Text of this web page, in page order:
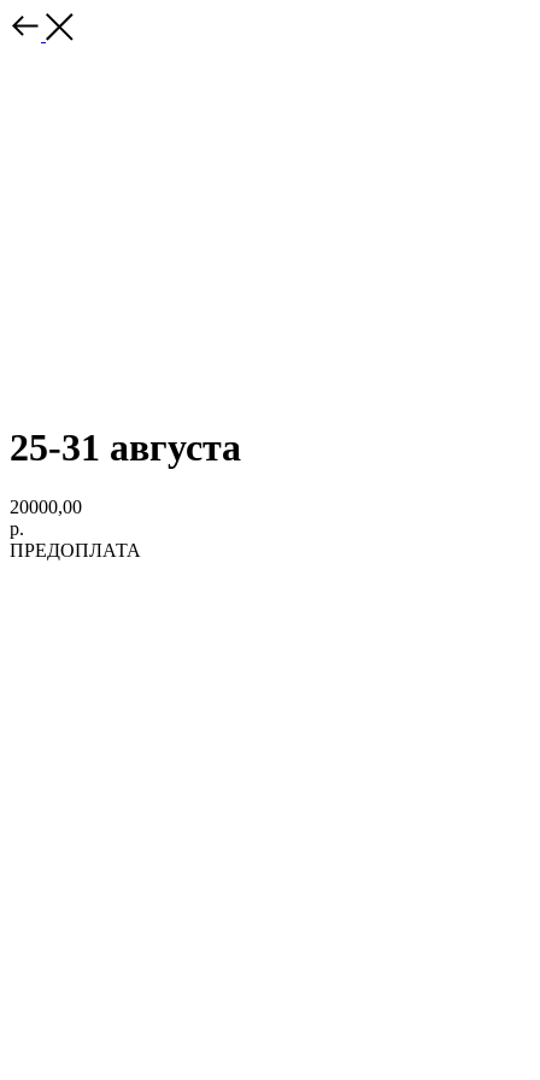
25-31 августа
20000,00
р.
ПРЕДОПЛАТА